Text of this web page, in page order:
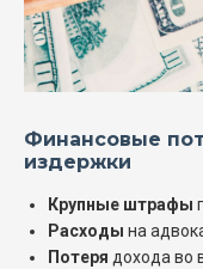
Финансовые
издержки
Крупные штрафы
Расходы на
Потеря дохода во